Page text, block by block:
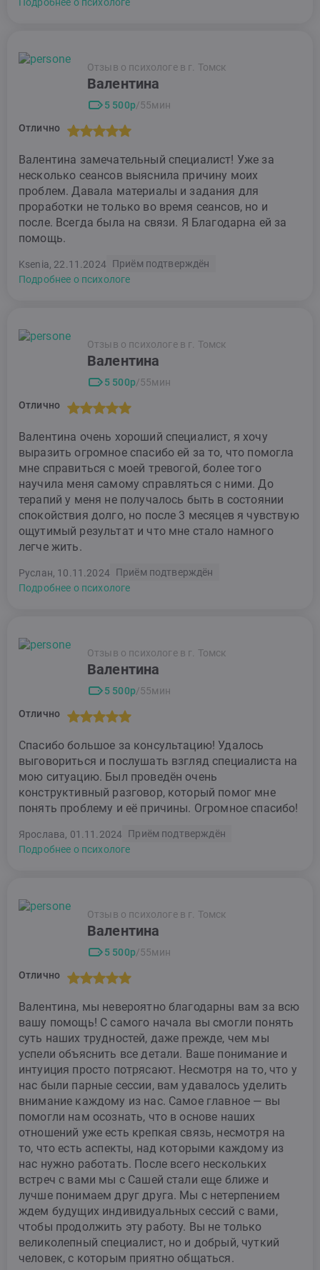
Отзыв о психологе в г. Томск
Валентина
5 500р/55мин
Отлично
Валентина замечательный специалист! Уже за
несколько сеансов выяснила причину моих
проблем. Давала материалы и задания для
проработки не только во время сеансов, но и
после. Всегда была на связи. Я Благодарна ей за
помощь.
Ksenia, 22.11.2024 Приём подтверждён
Подробнее о психологе
Отзыв о психологе в г. Томск
Валентина
5 500р/55мин
Отлично
Валентина очень хороший специалист, я хочу
выразить огромное спасибо ей за то, что помогла
мне справиться с моей тревогой, более того
научила меня самому справляться с ними. До
терапий у меня не получалось быть в состоянии
спокойствия долго, но после 3 месяцев я чувствую
ощутимый результат и что мне стало намного
легче жить.
Руслан, 10.11.2024 Приём подтверждён
Подробнее о психологе
Отзыв о психологе в г. Томск
Валентина
5 500р/55мин
Отлично
Спасибо большое за консультацию! Удалось
выговориться и послушать взгляд специалиста на
мою ситуацию. Был проведён очень
конструктивный разговор, который помог мне
понять проблему и её причины. Огромное спасибо!
Ярослава, 01.11.2024 Приём подтверждён
Подробнее о психологе
Отзыв о психологе в г. Томск
Валентина
5 500р/55мин
Отлично
Валентина, мы невероятно благодарны вам за всю
вашу помощь! С самого начала вы смогли понять
суть наших трудностей, даже прежде, чем мы
успели объяснить все детали. Ваше понимание и
интуиция просто потрясают. Несмотря на то, что у
нас были парные сессии, вам удавалось уделить
внимание каждому из нас. Самое главное — вы
помогли нам осознать, что в основе наших
отношений уже есть крепкая связь, несмотря на
то, что есть аспекты, над которыми каждому из
нас нужно работать. После всего нескольких
встреч с вами мы с Сашей стали еще ближе и
лучше понимаем друг друга. Мы с нетерпением
ждем будущих индивидуальных сессий с вами,
чтобы продолжить эту работу. Вы не только
великолепный специалист, но и добрый, чуткий
человек, с которым приятно общаться.